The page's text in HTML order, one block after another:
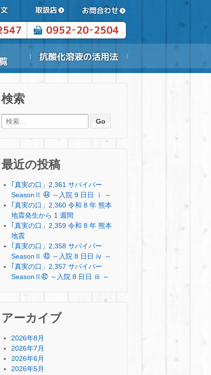
検索
検索:
最近の投稿
｢真実の口」2,361 サバイバー
SeasonⅡ ㊹ ～入院 9 日日 ⅰ ～
｢真実の口」2,360 令和 8 年 熊本
地震発生から 1 週間
｢真実の口」2,359 令和 8 年 熊本
地震
｢真実の口」2,358 サバイバー
SeasonⅡ ㊸ ～入院 8 日日 ⅳ ～
｢真実の口」2,357 サバイバー
SeasonⅡ㊷ ～入院 8 日日 ⅲ ～
アーカイブ
2026年8月
2026年7月
2026年6月
2026年5月